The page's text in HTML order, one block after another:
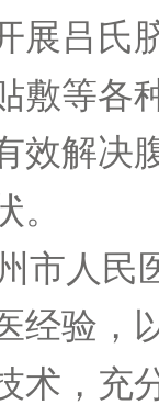
展吕氏
敷等各
效解决
。
市人民
经验，
术，充